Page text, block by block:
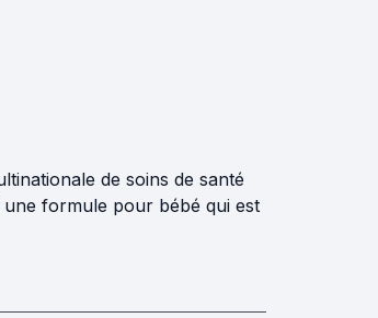
de soins de santé
formule pour bébé qui est